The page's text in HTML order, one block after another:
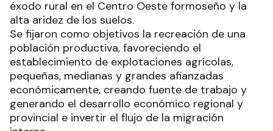
éxodo rural en el Centro Oeste formoseño y la
alta aridez de los suelos.
Se fijaron como objetivos la recreación de una
población productiva, favoreciendo el
establecimiento de explotaciones agrícolas,
pequeñas, medianas y grandes afianzadas
económicamente, creando fuente de trabajo y
generando el desarrollo económico regional y
provincial e invertir el flujo de la migración